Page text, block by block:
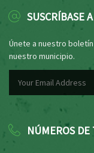
SUSCRÍBASE
Únete a nuestro
nuestro municipio.
NÚMEROS